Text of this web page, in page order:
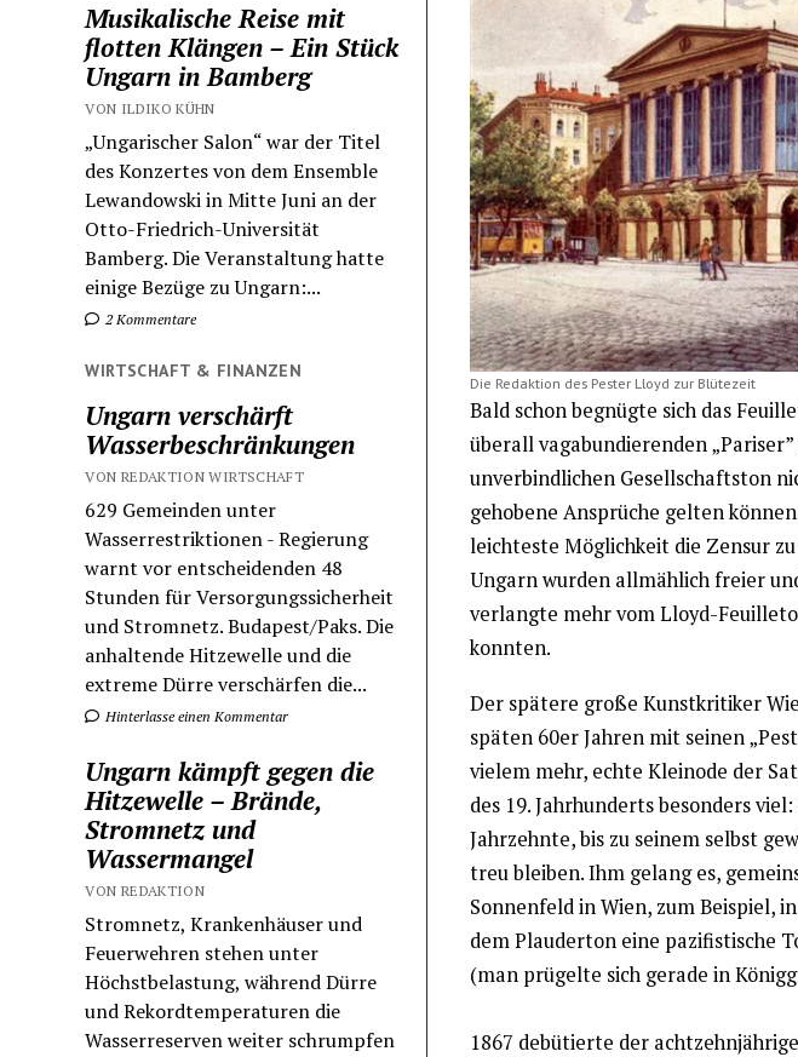
Musikalische Reise mit
flotten Klängen – Ein Stück
Ungarn in Bamberg
VON ILDIKO KÜHN
„Ungarischer Salon“ war der Titel
des Konzertes von dem Ensemble
Lewandowski in Mitte Juni an der
Otto-Friedrich-Universität
Bamberg. Die Veranstaltung hatte
einige Bezüge zu Ungarn:...
2 Kommentare
WIRTSCHAFT & FINANZEN
Ungarn verschärft
Wasserbeschränkungen
VON REDAKTION WIRTSCHAFT
629 Gemeinden unter
Wasserrestriktionen - Regierung
warnt vor entscheidenden 48
Stunden für Versorgungssicherheit
und Stromnetz. Budapest/Paks. Die
anhaltende Hitzewelle und die
extreme Dürre verschärfen die...
Hinterlasse einen Kommentar
Ungarn kämpft gegen die
Hitzewelle – Brände,
Stromnetz und
Wassermangel
VON REDAKTION
Stromnetz, Krankenhäuser und
Feuerwehren stehen unter
Höchstbelastung, während Dürre
und Rekordtemperaturen die
Wasserreserven weiter schrumpfen
Die Redaktion des Pester Lloyd zur Blütezeit
Bald schon begnügte sich das
überall vagabundierenden
unverbindlichen Gesellschaftston
gehobene Ansprüche gelten
leichteste Möglichkeit die Zensur
Ungarn wurden allmählich freier
verlangte mehr vom Lloyd-
konnten.
Der spätere große Kunstkritiker
späten 60er Jahren mit seinen
vielem mehr, echte Kleinode der
des 19. Jahrhunderts besonders
Jahrzehnte, bis zu seinem selbst
treu bleiben. Ihm gelang es,
Sonnenfeld in Wien, zum Beispiel,
dem Plauderton eine pazifistische
(man prügelte sich gerade in
1867 debütierte der achtzehnjährige